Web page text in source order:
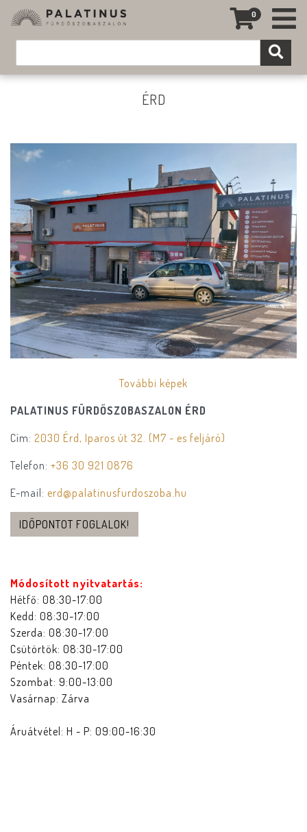
0
ÉRD
További képek
PALATINUS FÜRDŐSZOBASZALON ÉRD
Cím: 2030 Érd, Iparos út 32. (M7 - es feljáró)
Telefon: +36 30 921 0876
E-mail: erd@palatinusfurdoszoba.hu
IDŐPONTOT FOGLALOK!
Módosított nyitvatartás:
Hétfő: 08:30-17:00
Kedd: 08:30-17:00
Szerda: 08:30-17:00
Csütörtök: 08:30-17:00
Péntek: 08:30-17:00
Szombat: 9:00-13:00
Vasárnap: Zárva
Áruátvétel: H - P: 09:00-16:30